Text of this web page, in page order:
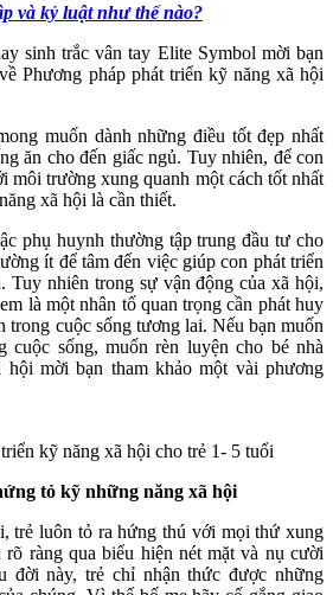
và kỷ luật như thế nào?
sinh trắc vân tay Elite Symbol mời bạn
Phương pháp phát triển kỹ năng xã hội
muốn dành những điều tốt đẹp nhất
ăn cho đến giấc ngủ. Tuy nhiên, để con
môi trường xung quanh một cách tốt nhất
xã hội là cần thiết.
phụ huynh thường tập trung đầu tư cho
ít để tâm đến việc giúp con phát triển
Tuy nhiên trong sự vận động của xã hội,
là một nhân tố quan trọng cần phát huy
trong cuộc sống tương lai. Nếu bạn muốn
cuộc sống, muốn rèn luyện cho bé nhà
mời bạn tham khảo một vài phương
kỹ năng xã hội cho trẻ 1- 5 tuổi
tỏ kỹ những năng xã hội
trẻ luôn tỏ ra hứng thú với mọi thứ xung
rõ ràng qua biểu hiện nét mặt và nụ cười
đời này, trẻ chỉ nhận thức được những